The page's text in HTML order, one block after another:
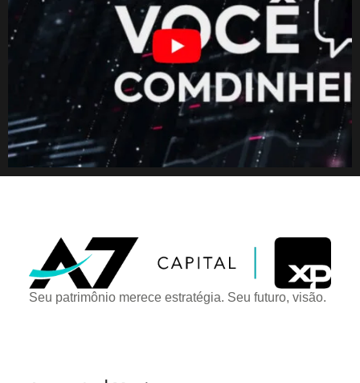
Seu patrimônio merece estratégia. Seu futuro, visão.